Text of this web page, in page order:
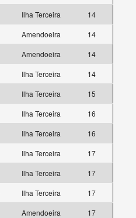
Ilha Terceira
14
Amendoeira
14
Amendoeira
14
Ilha Terceira
14
Ilha Terceira
15
Ilha Terceira
16
Ilha Terceira
16
Ilha Terceira
17
Ilha Terceira
17
Ilha Terceira
17
Amendoeira
17